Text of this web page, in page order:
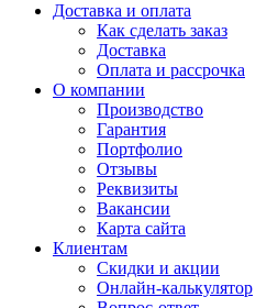
Доставка и оплата
Как сделать заказ
Доставка
Оплата и рассрочка
О компании
Производство
Гарантия
Портфолио
Отзывы
Реквизиты
Вакансии
Карта сайта
Клиентам
Скидки и акции
Онлайн-калькулятор